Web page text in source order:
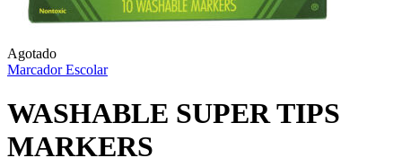
Agotado
Marcador Escolar
WASHABLE SUPER TIPS
MARKERS